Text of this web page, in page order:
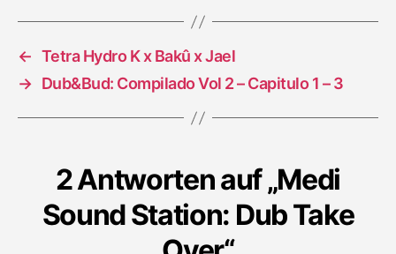
← Tetra Hydro K x Bakû x Jael
→ Dub&Bud: Compilado Vol 2 – Capitulo 1 – 3
2 Antworten auf „Medi
Sound Station: Dub Take